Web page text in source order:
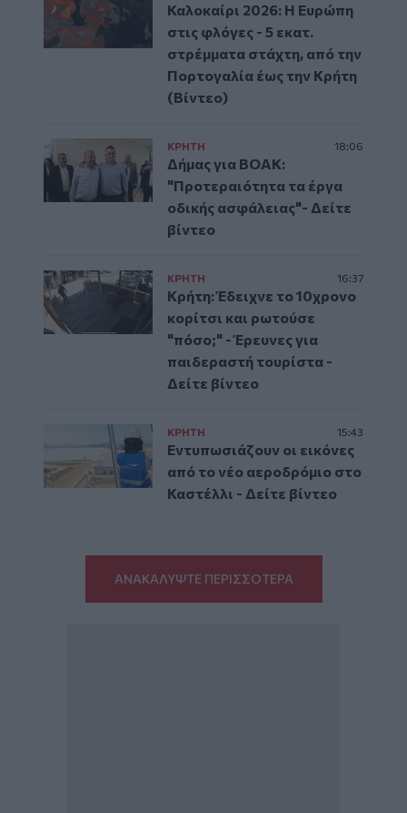
Καλοκαίρι 2026: Η Ευρώπη
στις φλόγες - 5 εκατ.
στρέμματα στάχτη, από την
Πορτογαλία έως την Κρήτη
(Βίντεο)
ΚΡΗΤΗ 18:06
Δήμας για ΒΟΑΚ:
"Προτεραιότητα τα έργα
οδικής ασφάλειας"- Δείτε
βίντεο
ΚΡΗΤΗ 16:37
Κρήτη: Έδειχνε το 10χρονο
κορίτσι και ρωτούσε
"πόσο;" - Έρευνες για
παιδεραστή τουρίστα -
Δείτε βίντεο
ΚΡΗΤΗ 15:43
Εντυπωσιάζουν οι εικόνες
από το νέο αεροδρόμιο στο
Καστέλλι - Δείτε βίντεο
ΑΝΑΚΑΛΥΨΤΕ ΠΕΡΙΣΣΟΤΕΡΑ